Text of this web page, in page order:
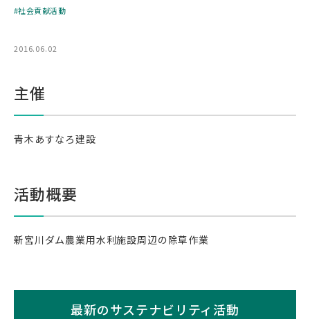
社会貢献活動
2016.06.02
主催
青木あすなろ建設
活動概要
新宮川ダム農業用水利施設周辺の除草作業
最新のサステナビリティ活動